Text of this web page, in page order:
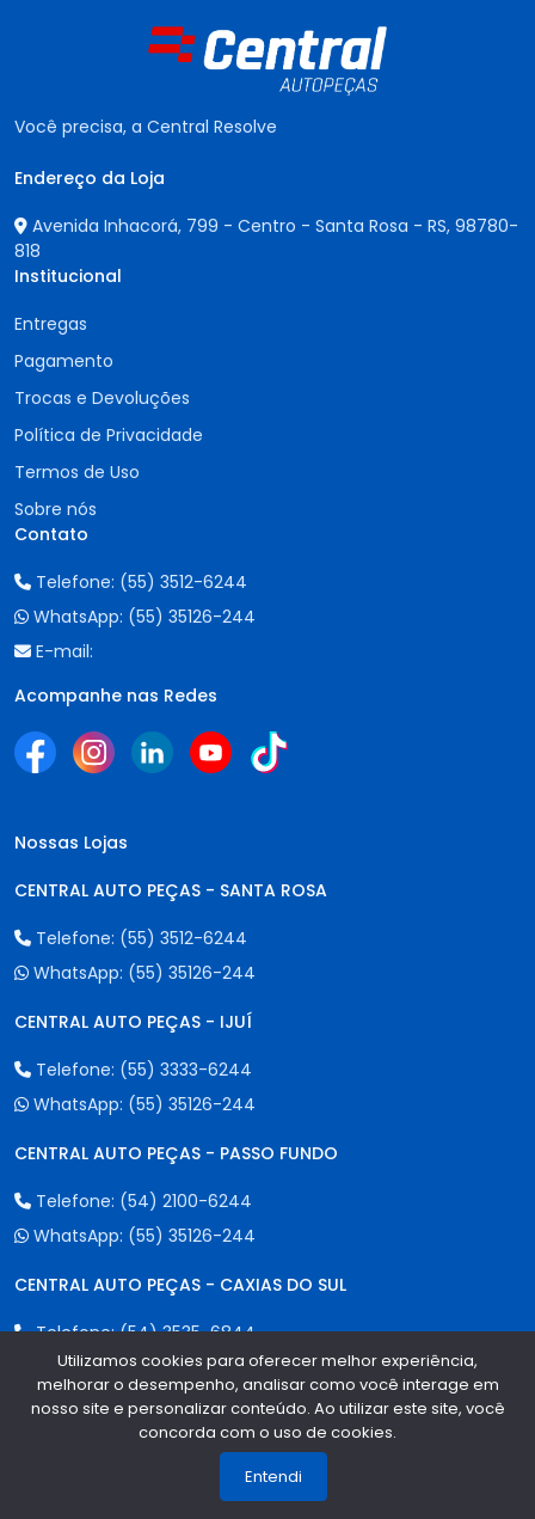
Você precisa, a Central Resolve
Endereço da Loja
Avenida Inhacorá, 799 - Centro - Santa Rosa - RS, 98780-
818
Institucional
Entregas
Pagamento
Trocas e Devoluções
Política de Privacidade
Termos de Uso
Sobre nós
Contato
Telefone: (55) 3512-6244
WhatsApp: (55) 35126-244
E-mail:
Acompanhe nas Redes
Nossas Lojas
CENTRAL AUTO PEÇAS - SANTA ROSA
Telefone: (55) 3512-6244
WhatsApp: (55) 35126-244
CENTRAL AUTO PEÇAS - IJUÍ
Telefone: (55) 3333-6244
WhatsApp: (55) 35126-244
CENTRAL AUTO PEÇAS - PASSO FUNDO
Telefone: (54) 2100-6244
WhatsApp: (55) 35126-244
CENTRAL AUTO PEÇAS - CAXIAS DO SUL
Telefone:(54) 3535-6844
WhatsApp:(55) 35126-244
CENTRAL AUTO PEÇAS - ERECHIM
(55) 35126-244
Utilizamos cookies para oferecer melhor experiência,
melhorar o desempenho, analisar como você interage em
nosso site e personalizar conteúdo. Ao utilizar este site, você
concorda com o uso de cookies.
Entendi